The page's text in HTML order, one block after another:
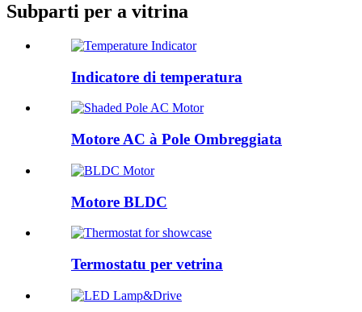
Subparti per a vitrina
Indicatore di temperatura
Motore AC à Pole Ombreggiata
Motore BLDC
Termostatu per vetrina